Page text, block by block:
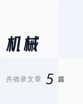
机械
共收录文章 5 篇